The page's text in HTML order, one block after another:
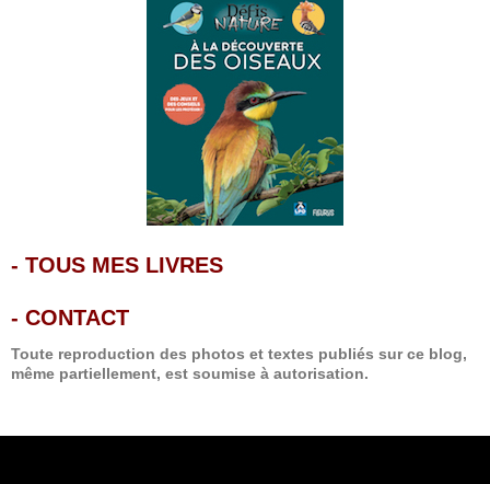
- TOUS MES LIVRES
- CONTACT
Toute reproduction des photos et textes publiés sur ce blog,
même partiellement, est soumise à autorisation.